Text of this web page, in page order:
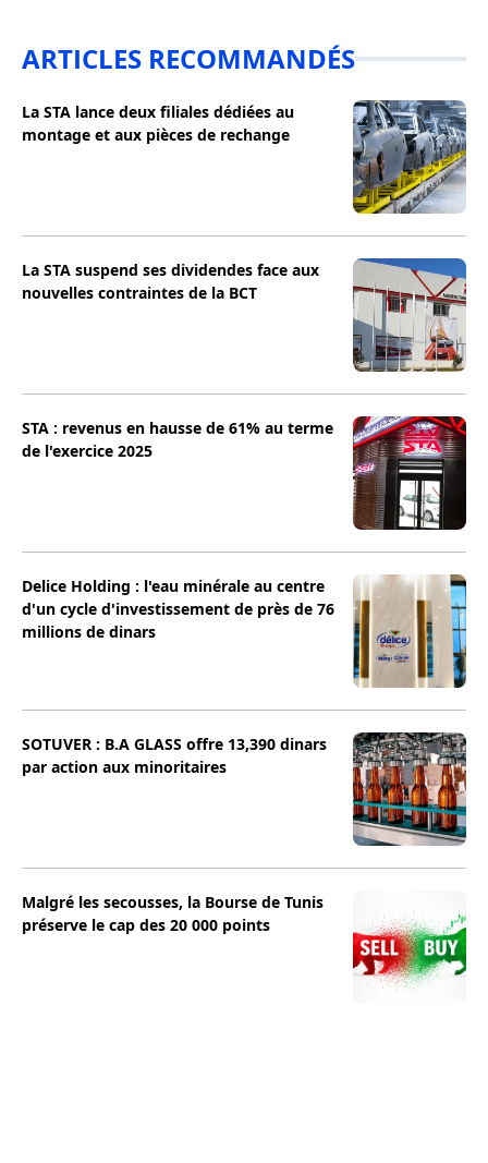
ARTICLES RECOMMANDÉS
La STA lance deux filiales dédiées au
montage et aux pièces de rechange
La STA suspend ses dividendes face aux
nouvelles contraintes de la BCT
STA : revenus en hausse de 61% au terme
de l'exercice 2025
Delice Holding : l'eau minérale au centre
d'un cycle d'investissement de près de 76
millions de dinars
SOTUVER : B.A GLASS offre 13,390 dinars
par action aux minoritaires
Malgré les secousses, la Bourse de Tunis
préserve le cap des 20 000 points